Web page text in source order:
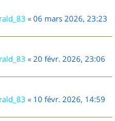
« 06 mars 2026, 23:23
« 20 févr. 2026, 23:06
« 10 févr. 2026, 14:59